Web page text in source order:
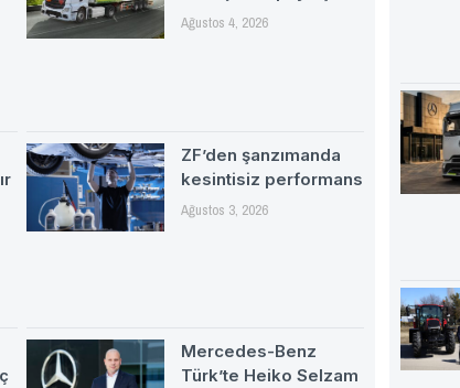
Ağustos 4, 2026
ZF’den şanzımanda
kesintisiz performans
Ağustos 3, 2026
Mercedes-Benz
Türk’te Heiko Selzam